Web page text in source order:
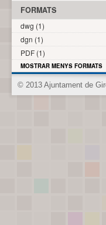
FORMATS
dwg (1)
dgn (1)
PDF (1)
MOSTRAR MENYS FORMATS
© 2013 Ajuntament de